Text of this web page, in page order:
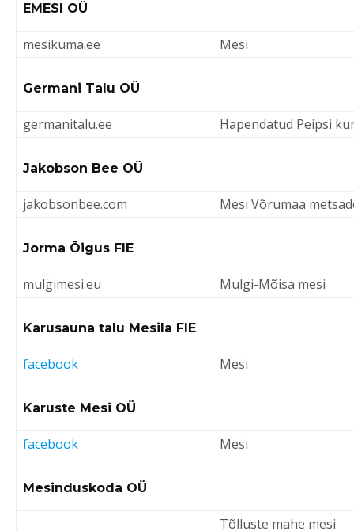
EMESI OÜ
mesikuma.ee Mesi
Germani Talu OÜ
germanitalu.ee Hapendatud Peipsi
Jakobson Bee OÜ
jakobsonbee.com Mesi Võrumaa
Jorma Õigus FIE
mulgimesi.eu Mulgi-Mõisa mesi
Karusauna talu Mesila FIE
facebook Mesi
Karuste Mesi OÜ
facebook Mesi
Mesinduskoda OÜ
Tõlluste mahe mesi